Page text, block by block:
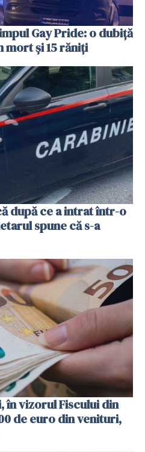
Gay Pride: o dubiță
mort și 15 răniți
după ce a intrat într-o
spune că s-a
în vizorul Fiscului din
de euro din venituri,